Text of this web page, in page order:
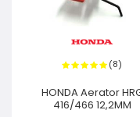
(8)
HONDA Aerator
416/466 12,2MM